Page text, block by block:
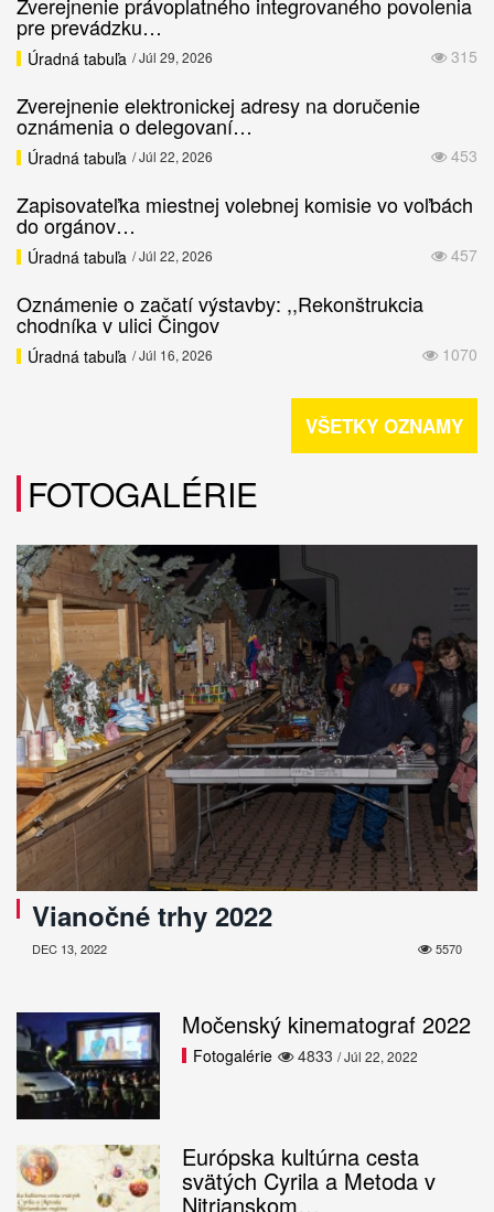
pre prevádzku…
315
Úradná tabuľa / Júl 29, 2026
Zverejnenie elektronickej adresy na doručenie
oznámenia o delegovaní…
453
Úradná tabuľa / Júl 22, 2026
Zapisovateľka miestnej volebnej komisie vo voľbách
do orgánov…
457
Úradná tabuľa / Júl 22, 2026
Oznámenie o začatí výstavby: ,,Rekonštrukcia
chodníka v ulici Čingov
1070
Úradná tabuľa / Júl 16, 2026
VŠETKY OZNAMY
FOTOGALÉRIE
Vianočné trhy 2022
5570
DEC 13, 2022
Močenský kinematograf 2022
4833
Fotogalérie / Júl 22, 2022
Európska kultúrna cesta
svätých Cyrila a Metoda v
Nitrianskom…